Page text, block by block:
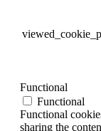
Functional
Functional
Functional
sharing the